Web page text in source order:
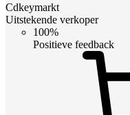
Cdkeymarkt
Uitstekende verkoper
100%
Positieve feedback